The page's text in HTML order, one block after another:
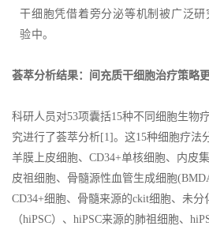
干细胞凭借着旁分泌等机制被广泛
验中。
荟萃分析结果：间充质干细胞治疗策略
科研人员对53项囊括15种不同细胞生物
究进行了荟萃分析[1]。这15种细胞疗法
羊膜上皮细胞、CD34+单核细胞、内皮
皮祖细胞、骨髓源性血管生成细胞
CD34+细胞、骨髓来源的ckit细胞、未
（hiPSC）、hiPSC来源的肺祖细胞、